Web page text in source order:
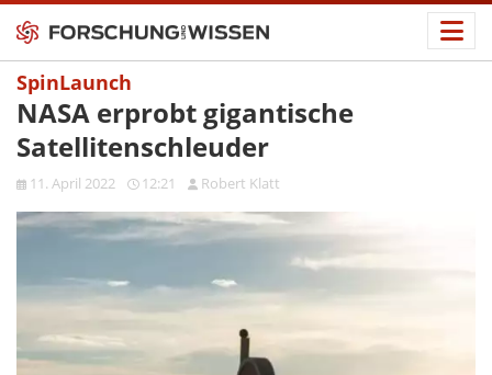
SpinLaunch
NASA erprobt gigantische
Satellitenschleuder
11. April 2022 12:21 Robert Klatt